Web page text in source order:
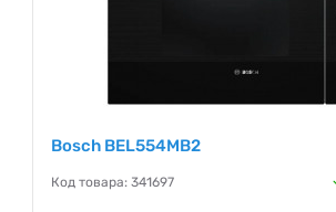
Bosch BEL554MB2
Код товара: 341697